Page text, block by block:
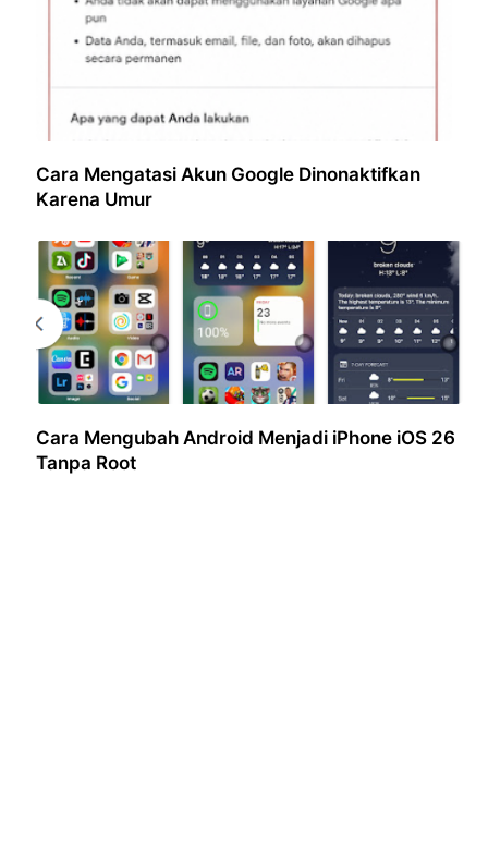
Cara Mengatasi Akun Google Dinonaktifkan
Karena Umur
Cara Mengubah Android Menjadi iPhone iOS 26
Tanpa Root